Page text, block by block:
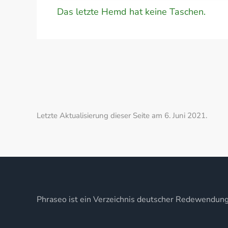
Das letzte Hemd hat keine Taschen.
Letzte Aktualisierung dieser Seite am 6. Juni 2021.
Phraseo ist ein Verzeichnis deutscher